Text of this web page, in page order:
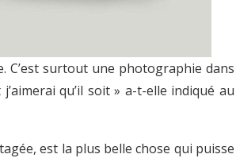
surtout une photographie dans
qu’il soit » a-t-elle indiqué au
est la plus belle chose qui puisse